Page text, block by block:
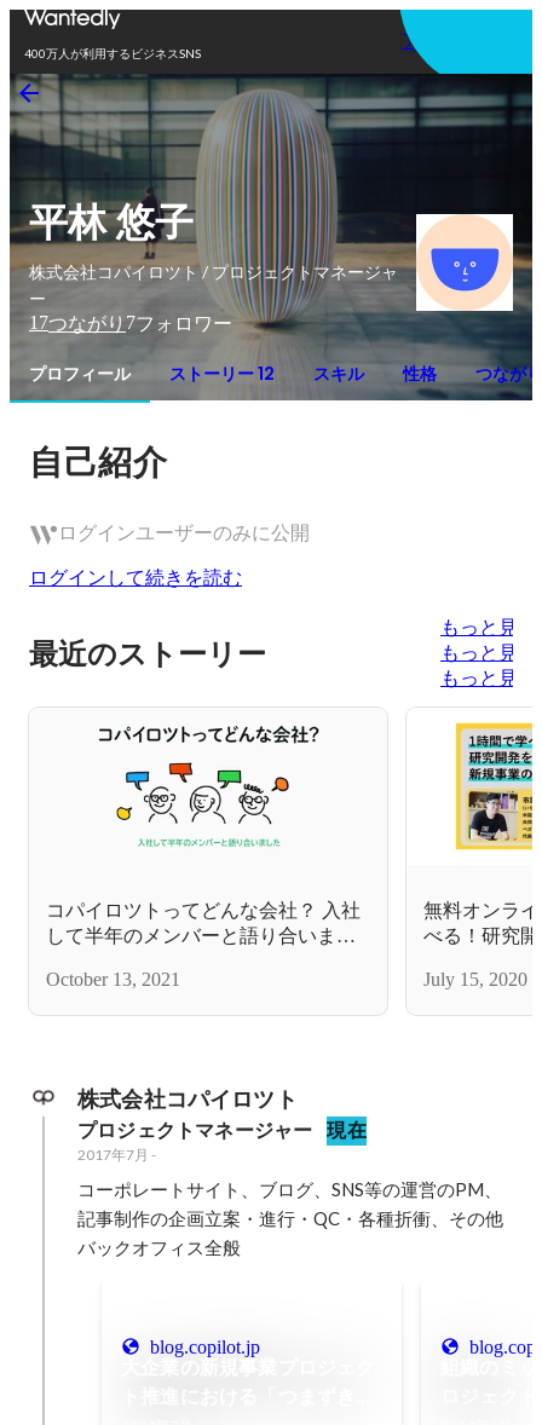
400万人が利用するビジネスSNS
アプリを使う
平林 悠子
株式会社コパイロツト / プロジェクトマネージャ
ー
17つながり 7フォロワー
プロフィール ストーリー 12 スキル 性格 つながり
自己紹介
ログインユーザーのみに公開
ログインして続きを読む
最近のストーリー
もっと見る
もっと見る
もっと見る
コパイロツトってどんな会社？ 入社
して半年のメンバーと語り合いまし
October 13, 2021
無料オンラ
べる！研究
July 15, 2020
株式会社コパイロツト
プロジェクトマネージャー 現在
2017年7月 -
コーポレートサイト、ブログ、SNS等の運営のPM、
記事制作の企画立案・進行・QC・各種折衝、その他
バックオフィス全般
blog.copilot.jp